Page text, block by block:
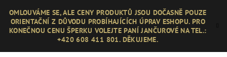
obsah
OMLOUVÁME SE, ALE CENY PRODUKTŮ JSOU DOČASNĚ POUZE
ORIENTAČNÍ Z DŮVODU PROBÍHAJÍCÍCH ÚPRAV ESHOPU. PRO
KONEČNOU CENU ŠPERKU VOLEJTE PANÍ JANČUROVÉ NA TEL.:
+420 608 411 801. DĚKUJEME.